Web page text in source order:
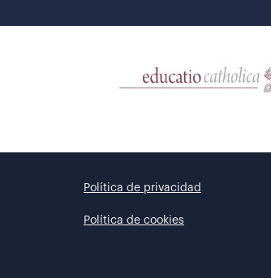
Política de privacidad
Política de cookies